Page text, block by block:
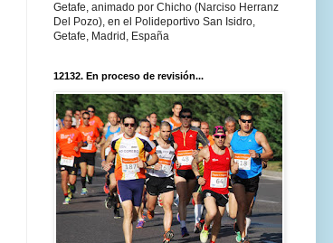
Getafe, animado por Chicho (Narciso Herranz
Del Pozo), en el Polideportivo San Isidro,
Getafe, Madrid, España
12132. En proceso de revisión...